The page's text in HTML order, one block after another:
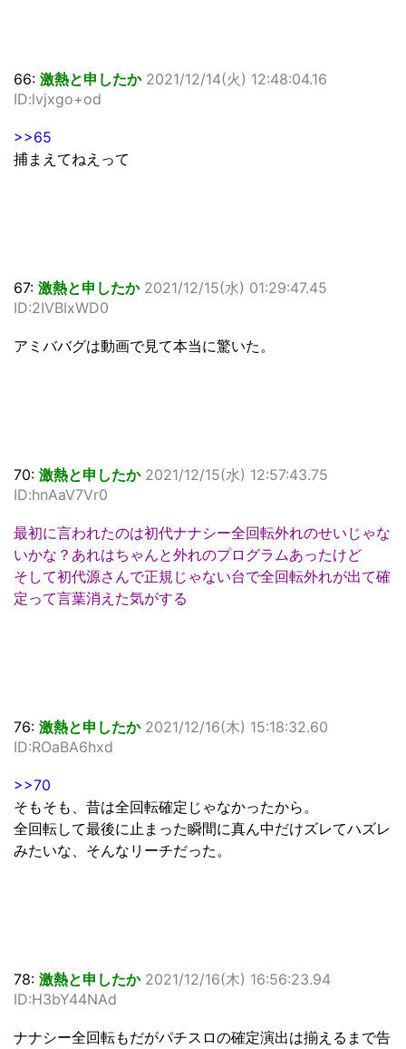
66: 激熱と申したか 2021/12/14(火) 12:48:04.16
ID:lvjxgo+od
>>65
捕まえてねえって
67: 激熱と申したか 2021/12/15(水) 01:29:47.45
ID:2IVBIxWD0
アミババグは動画で見て本当に驚いた。
70: 激熱と申したか 2021/12/15(水) 12:57:43.75
ID:hnAaV7Vr0
最初に言われたのは初代ナナシー全回転外れのせいじゃな
いかな？あれはちゃんと外れのプログラムあったけど
そして初代源さんで正規じゃない台で全回転外れが出て確
定って言葉消えた気がする
76: 激熱と申したか 2021/12/16(木) 15:18:32.60
ID:ROaBA6hxd
>>70
そもそも、昔は全回転確定じゃなかったから。
全回転して最後に止まった瞬間に真ん中だけズレてハズレ
みたいな、そんなリーチだった。
78: 激熱と申したか 2021/12/16(木) 16:56:23.94
ID:H3bY44NAd
ナナシー全回転もだがパチスロの確定演出は揃えるまで告